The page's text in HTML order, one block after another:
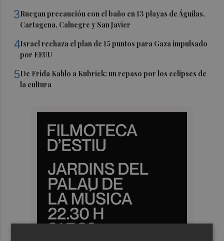
3Ruegan precaución con el baño en 13 playas de Águilas,
Cartagena, Calnegre y San Javier
4Israel rechaza el plan de 15 puntos para Gaza impulsado
por EEUU
5De Frida Kahlo a Kubrick: un repaso por los eclipses de
la cultura